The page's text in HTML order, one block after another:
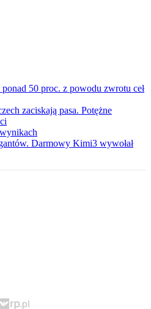
50 proc. z powodu zwrotu ceł
zaciskają pasa. Potężne
Darmowy Kimi3 wywołał